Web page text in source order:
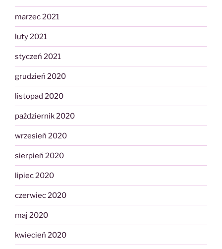
marzec 2021
luty 2021
styczeń 2021
grudzień 2020
listopad 2020
październik 2020
wrzesień 2020
sierpień 2020
lipiec 2020
czerwiec 2020
maj 2020
kwiecień 2020